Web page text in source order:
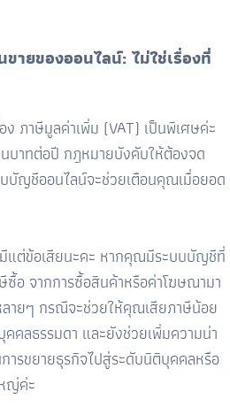
ายของออนไลน์: ไม่ใช่เรื่องที่
ง ภาษีมูลค่าเพิ่ม (VAT) เป็นพิเศษค่ะ
บาทต่อปี กฎหมายบังคับให้ต้องจด
บัญชีออนไลน์จะช่วยเตือนคุณเมื่อยอด
แต่ข้อเสียนะคะ หากคุณมีระบบบัญชีที่
อ จากการซื้อสินค้าหรือค่าโฆษณามา
ายๆ กรณีจะช่วยให้คุณเสียภาษีน้อย
คลธรรมดา และยังช่วยเพิ่มความน่า
ารขยายธุรกิจไปสู่ระดับนิติบุคคลหรือ
ญ่ค่ะ